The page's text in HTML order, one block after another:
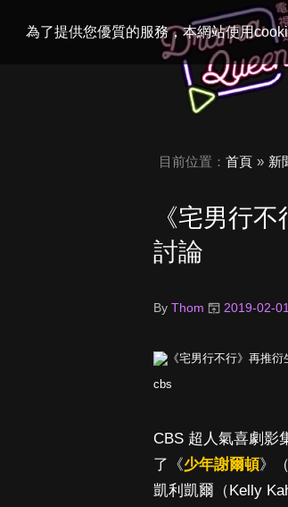
為了提供您優質的服務，本網站使用
目前位置： 首頁 新
《宅男行
討論
By Thom 2019-02-01
cbs
CBS 超人氣喜劇影
了《少年謝爾頓》（
凱利凱爾（Kelly